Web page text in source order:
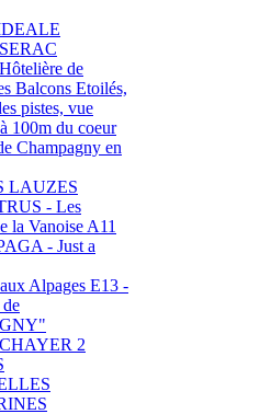
de
Balcons Etoilés,
pistes, vue
100m du coeur
Champagny en
LAUZES
- Les
la Vanoise A11
- Just a
Alpages E13 -
2